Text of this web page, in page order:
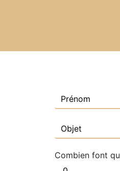
Combien font